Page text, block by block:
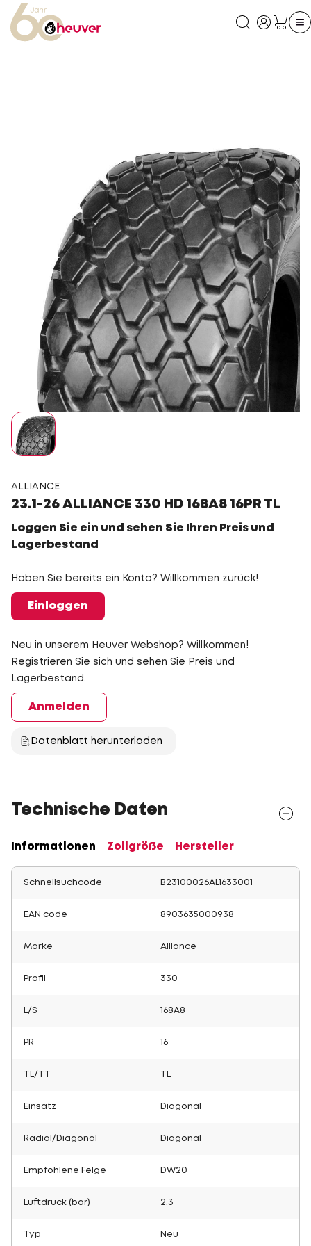
ALLIANCE
23.1-26 ALLIANCE 330 HD 168A8 16PR TL
Loggen Sie ein und sehen Sie Ihren Preis und
Lagerbestand
Haben Sie bereits ein Konto? Willkommen zurück!
Einloggen
Neu in unserem Heuver Webshop? Willkommen!
Registrieren Sie sich und sehen Sie Preis und
Lagerbestand.
Anmelden
Datenblatt herunterladen
Technische Daten
Informationen Zollgröße Hersteller
Schnellsuchcode B23100026AL1633001
EAN code 8903635000938
Marke Alliance
Profil 330
L/S 168A8
PR 16
TL/TT
Einsatz Diagonal
Radial/Diagonal Diagonal
Empfohlene Felge DW20
Luftdruck (bar) 2.3
Typ Neu